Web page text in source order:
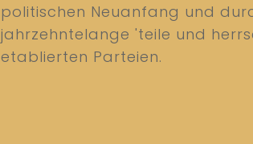
politischen Neuanfang und
jahrzehntelange 'teile und
etablierten Parteien.